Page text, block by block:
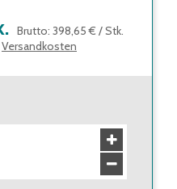
Brutto: 398,65 € /Stk.
Versandkosten